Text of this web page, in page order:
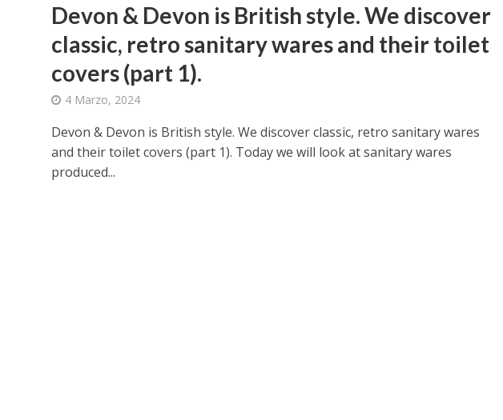
Devon & Devon is British style. We discover
classic, retro sanitary wares and their toilet
covers (part 1).
4 Marzo, 2024
Devon & Devon is British style. We discover classic, retro sanitary wares
and their toilet covers (part 1). Today we will look at sanitary wares
produced...